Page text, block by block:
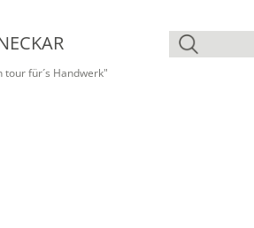
für´s Handwerk"